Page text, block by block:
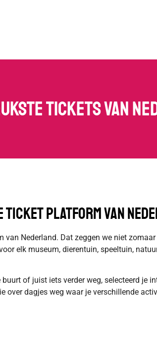
tickets van
ticket platform van
Nederland. Dat zeggen we niet
elk museum, dierentuin, speeltuin,
of juist iets verder weg, selecteerd je
over dagjes weg waar je verschillende